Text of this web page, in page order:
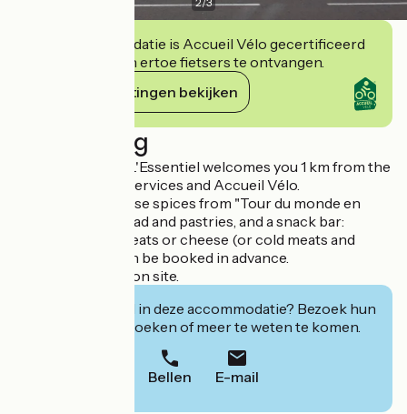
Deze accommodatie is Accueil Vélo gecertificeerd
en verbindt zich ertoe fietsers te ontvangen.
Haar verplichtingen bekijken
Beschrijving
Bar - Restaurant L'Essentiel welcomes you 1 km from the
Eurovélo 6! Multiservices and Accueil Vélo.
Grocery shop, loose spices from "Tour du monde en
épices", a café, bread and pastries, and a snack bar:
platters of cold meats or cheese (or cold meats and
cheese). Meals can be booked in advance.
Groups welcome on site.
Geïnteresseerd in deze accommodatie? Bezoek hun
website om te boeken of meer te weten te komen.
Bellen E-mail